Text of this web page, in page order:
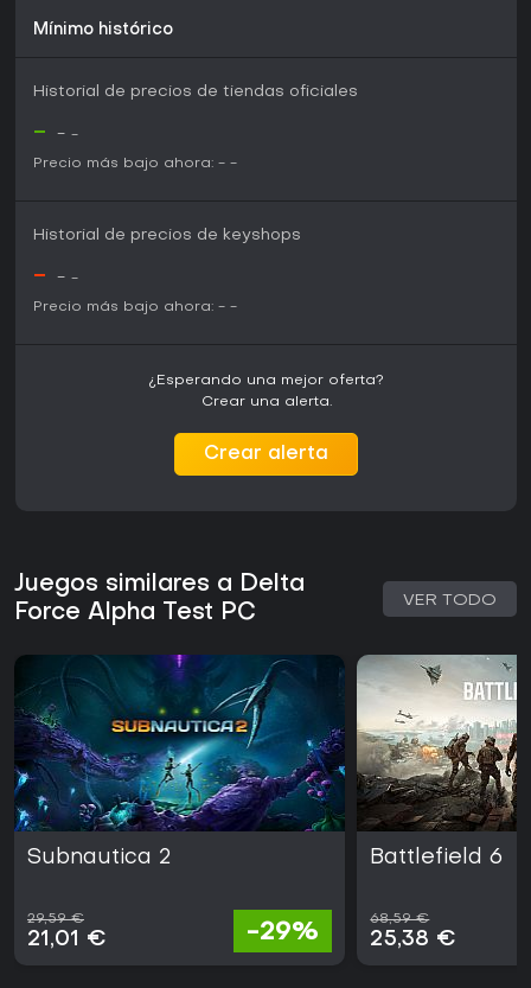
Mínimo histórico
Historial de precios de tiendas oficiales
- - -
Precio más bajo ahora: - -
Historial de precios de keyshops
- - -
Precio más bajo ahora: - -
¿Esperando una mejor oferta?
Crear una alerta.
Crear alerta
Juegos similares a Delta
Force Alpha Test PC
VER TODO
Subnautica 2
29,59 €
21,01 € -29%
Battlefield 6
68,59 €
25,38 €